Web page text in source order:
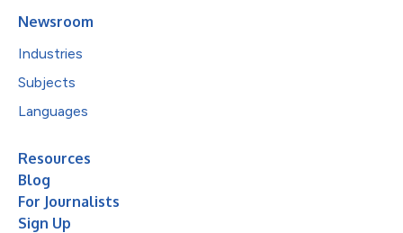
Newsroom
Industries
Subjects
Languages
Resources
Blog
For Journalists
Sign Up